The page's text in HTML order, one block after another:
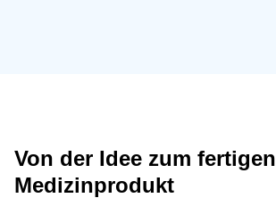
Von der Idee zum fertigen
Medizinprodukt